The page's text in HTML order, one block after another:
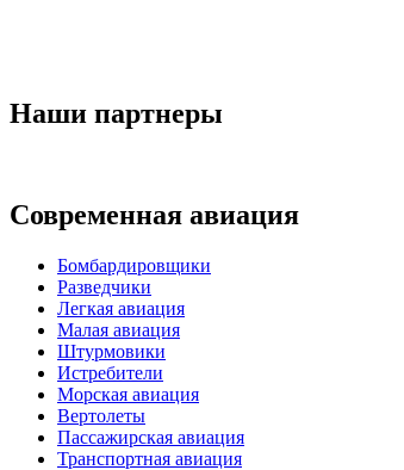
Наши партнеры
Современная авиация
Бомбардировщики
Разведчики
Легкая авиация
Малая авиация
Штурмовики
Истребители
Морская авиация
Вертолеты
Пассажирская авиация
Транспортная авиация